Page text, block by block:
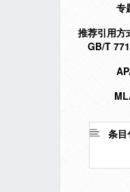
专
推荐引用方
GB/T
条目